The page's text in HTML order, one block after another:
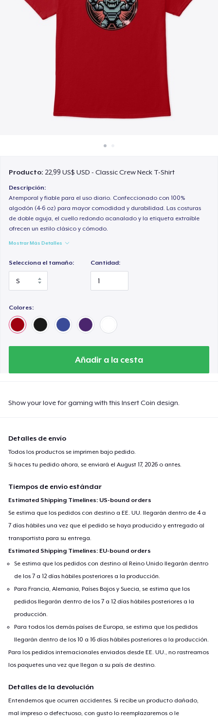
Venda en todas partes
Producto: 22,99 US$ USD - Classic Crew Neck T-Shirt
Descripción:
Atemporal y fiable para el uso diario. Confeccionado con 100%
algodón (4-6 oz) para mayor comodidad y durabilidad. Las costuras
de doble aguja, el cuello redondo acanalado y la etiqueta extraíble
ofrecen un estilo clásico y cómodo.
Mostrar Más Detalles
Selecciona el tamaño: Cantidad:
Colores:
Añadir a la cesta
Show your love for gaming with this Insert Coin design.
Detalles de envío
Todos los productos se imprimen bajo pedido.
Si haces tu pedido ahora, se enviará elAugust 17, 2026 o antes.
Tiempos de envío estándar
Estimated Shipping Timelines: US-bound orders
Se estima que los pedidos con destino a EE. UU. llegarán dentro de 4 a
7 días hábiles una vez que el pedido se haya producido y entregado al
transportista para su entrega.
Estimated Shipping Timelines: EU-bound orders
Se estima que los pedidos con destino al Reino Unido llegarán dentro
de los 7 a 12 días hábiles posteriores a la producción.
Para Francia, Alemania, Países Bajos y Suecia, se estima que los
pedidos llegarán dentro de los 7 a 12 días hábiles posteriores a la
producción.
Para todos los demás países de Europa, se estima que los pedidos
llegarán dentro de los 10 a 16 días hábiles posteriores a la producción.
Para los pedidos internacionales enviados desde EE. UU., no rastreamos
los paquetes una vez que llegan a su país de destino.
Detalles de la devolución
Entendemos que ocurren accidentes. Si recibe un producto dañado,
mal impreso o defectuoso, con gusto lo reemplazaremos o le